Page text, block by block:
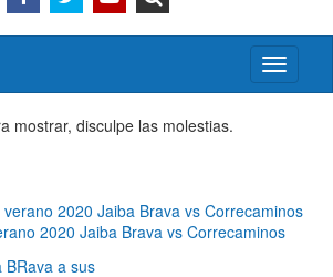
Activar/
menú
mostrar, disculpe las molestias.
2020 Jaiba Brava vs Correcaminos